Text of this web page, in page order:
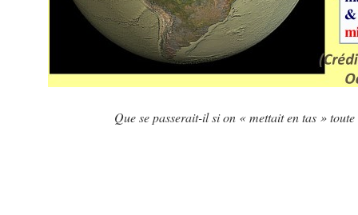
Que se passerait-il si on « mettait en tas »